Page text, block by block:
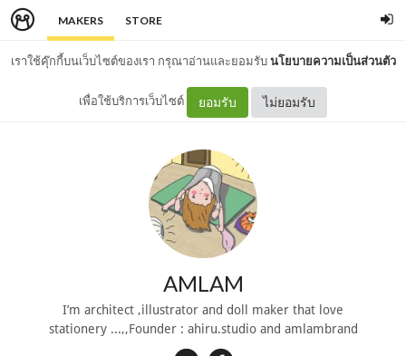
MAKERS STORE
เราใช้คุ๊กกี้บนเว็บไซต์ของเรา กรุณาอ่านและยอมรับนโยบายความเป็นส่วนตัว
เพื่อใช้บริการเว็บไซต์ ยอมรับ ไม่ยอมรับ
AMLAM
I’m architect ,illustrator and doll maker that love
stationery ...,,Founder : ahiru.studio and amlambrand